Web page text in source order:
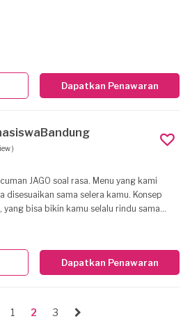
Dapatkan Penawaran
)
JAGO soal rasa. Menu yang kami
sama selera kamu. Konsep
yang bisa bikin kamu selalu rindu sama
Dapatkan Penawaran
1 2 3